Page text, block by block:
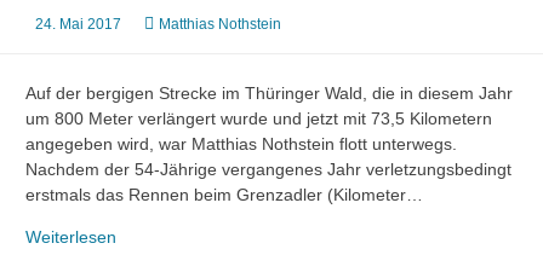
24. Mai 2017 Matthias Nothstein
Auf der bergigen Strecke im Thüringer Wald, die in diesem Jahr
um 800 Meter verlängert wurde und jetzt mit 73,5 Kilometern
angegeben wird, war Matthias Nothstein flott unterwegs.
Nachdem der 54-Jährige vergangenes Jahr verletzungsbedingt
erstmals das Rennen beim Grenzadler (Kilometer…
Weiterlesen